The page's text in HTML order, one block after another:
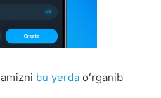
bu yerda oʻrganib